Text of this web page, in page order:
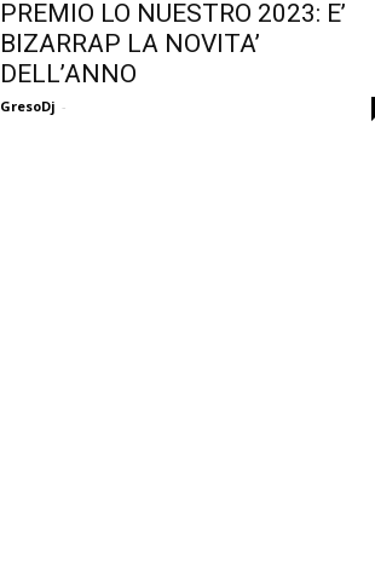
PREMIO LO NUESTRO 2023: E’
BIZARRAP LA NOVITA’
DELL’ANNO
GresoDj -